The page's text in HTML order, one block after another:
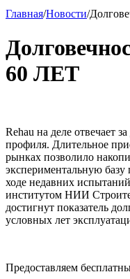
Главная/Новости/
60 ЛЕТ
Rehau на деле отвечает
профиля. Длительное
рынках позволило
экспериментальную
ходе недавних
институтом НИИ
достигнут показатель
условных лет
Предоставляем